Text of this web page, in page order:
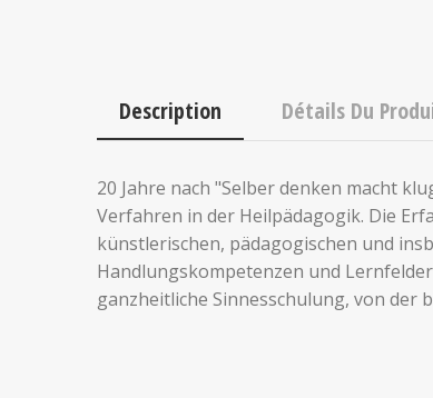
Description Détails Du
20 Jahre nach "Selber denken macht
Verfahren in der Heilpädagogik. Die
künstlerischen, pädagogischen und
Handlungskompetenzen und
ganzheitliche Sinnesschulung, von der